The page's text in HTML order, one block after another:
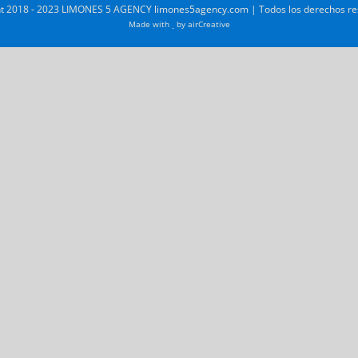
2018 - 2023 LIMONES 5 AGENCY limones5agency.com | Todos los derechos
Made with by airCreative